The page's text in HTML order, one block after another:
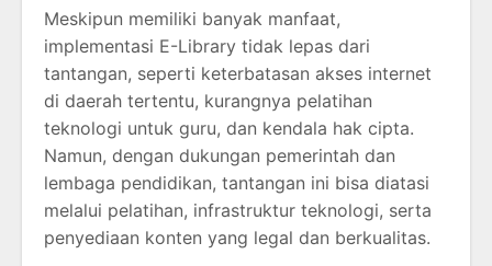
Meskipun memiliki banyak manfaat,
implementasi E-Library tidak lepas dari
tantangan, seperti keterbatasan akses internet
di daerah tertentu, kurangnya pelatihan
teknologi untuk guru, dan kendala hak cipta.
Namun, dengan dukungan pemerintah dan
lembaga pendidikan, tantangan ini bisa diatasi
melalui pelatihan, infrastruktur teknologi, serta
penyediaan konten yang legal dan berkualitas.